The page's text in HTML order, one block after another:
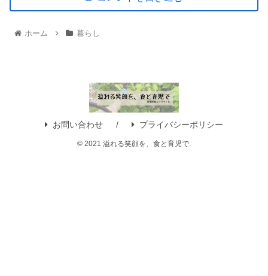
ホーム 暮らし
お問い合わせ プライバシーポリシー
© 2021 溢れる笑顔を、食と育児で.